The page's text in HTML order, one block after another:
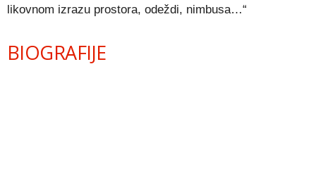
likovnom izrazu prostora, odeždi, nimbusa…“
BIOGRAFIJE